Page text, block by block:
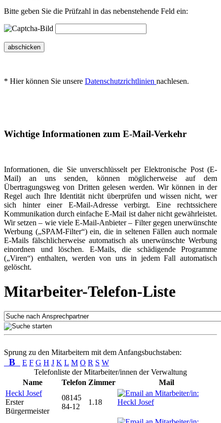
Bitte geben Sie die Prüfzahl in das nebenstehende Feld ein:
abschicken
* Hier können Sie unsere Datenschutzrichtlinien nachlesen.
Wichtige Informationen zum E-Mail-Verkehr
Informationen, die Sie unverschlüsselt per Elektronische Post (E-
Mail) an uns senden, können möglicherweise auf dem
Übertragungsweg von Dritten gelesen werden. Wir können in der
Regel auch Ihre Identität nicht überprüfen und wissen nicht, wer
sich hinter einer E-Mail-Adresse verbirgt. Eine rechtssichere
Kommunikation durch einfache E-Mail ist daher nicht gewährleistet.
Wir setzen – wie viele E-Mail-Anbieter – Filter gegen unerwünschte
Werbung („SPAM-Filter“) ein, die in seltenen Fällen auch normale
E-Mails fälschlicherweise automatisch als unerwünschte Werbung
einordnen und löschen. E-Mails, die schädigende Programme
(„Viren“) enthalten, werden von uns in jedem Fall automatisch
gelöscht.
Mitarbeiter-Telefon-Liste
Sprung zu den Mitarbeitern mit dem Anfangsbuchstaben:
B E F G H J K L M O R S W
Telefonliste der Mitarbeiter/innen der Verwaltung
Name
Telefon Zimmer
Mail
Heckl Josef
Erster
Bürgermeister
08145
84-12
1.18